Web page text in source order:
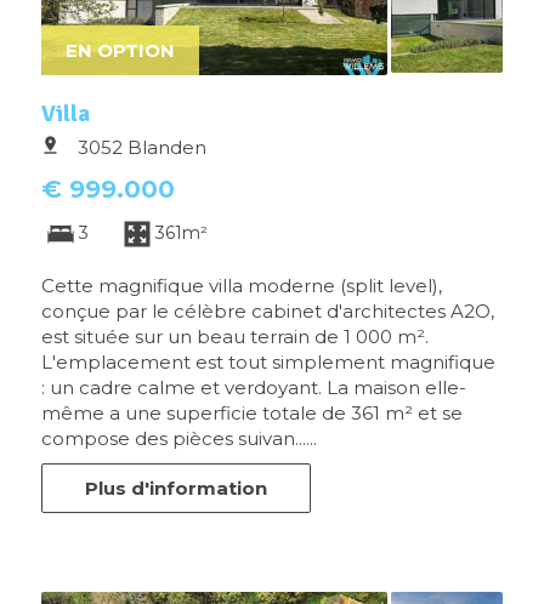
EN OPTION
Villa
3052 Blanden
€ 999.000
3 361m²
Cette magnifique villa moderne (split level),
conçue par le célèbre cabinet d'architectes A2O,
est située sur un beau terrain de 1 000 m².
L'emplacement est tout simplement magnifique
: un cadre calme et verdoyant. La maison elle-
même a une superficie totale de 361 m² et se
compose des pièces suivan......
Plus d'information